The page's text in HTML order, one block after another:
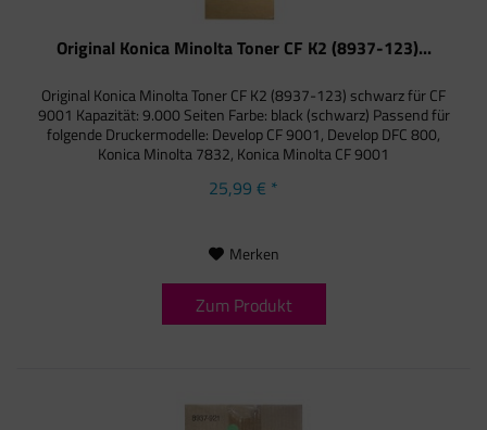
Original Konica Minolta Toner CF K2 (8937-123)...
Original Konica Minolta Toner CF K2 (8937-123) schwarz für CF
9001 Kapazität: 9.000 Seiten Farbe: black (schwarz) Passend für
folgende Druckermodelle: Develop CF 9001, Develop DFC 800,
Konica Minolta 7832, Konica Minolta CF 9001
25,99 € *
Merken
Zum Produkt